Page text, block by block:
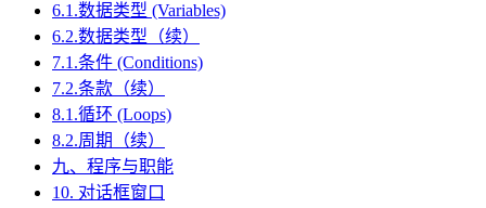
6.1.数据类型 (Variables)
6.2.数据类型（续）
7.1.条件 (Conditions)
7.2.条款（续）
8.1.循环 (Loops)
8.2.周期（续）
九、程序与职能
10. 对话框窗口